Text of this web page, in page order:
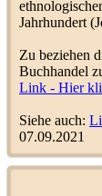
Jahrhundert
Zu beziehen
Buchhandel
Link - Hier
Siehe auch:
07.09.2021